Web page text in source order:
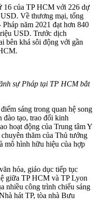
16 của TP HCM với 226 dự
Về thương mại, tổng
năm 2021 đạt hơn 840
USD. Trước dịch
bên khá sôi động với gần
sự Pháp tại TP HCM bắt
sáng trong quan hệ song
đào tạo, trao đổi kinh
hoạt động của Trung tâm Y
thăm của Thủ tướng
mô hình hữu hiệu của hợp
hóa, giáo dục tiếp tục
giữa TP HCM và TP Lyon
nhiều công trình chiếu sáng
hát TP, tòa nhà Bưu